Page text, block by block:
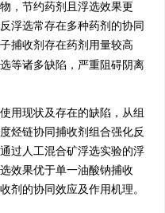
，节约药剂且浮选效果更
浮选常存在多种药剂的协同
捕收剂存在药剂用量较高
等诸多缺陷，严重阻碍阴离
用现状及存在的缺陷，从组
烃链协同捕收剂组合强化反
过人工混合矿浮选实验的浮
效果优于单一油酸钠捕收
剂的协同效应及作用机理。